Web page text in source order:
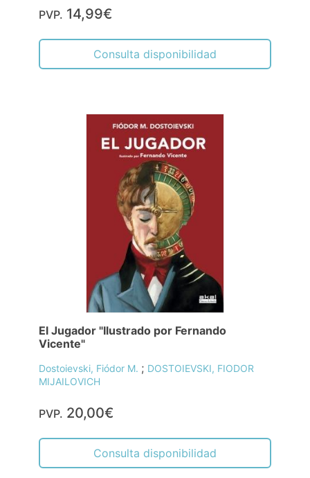
PVP. 14,99€
Consulta disponibilidad
El Jugador "Ilustrado por Fernando
Vicente"
Dostoievski, Fiódor M. ; DOSTOIEVSKI, FIODOR
MIJAILOVICH
PVP. 20,00€
Consulta disponibilidad